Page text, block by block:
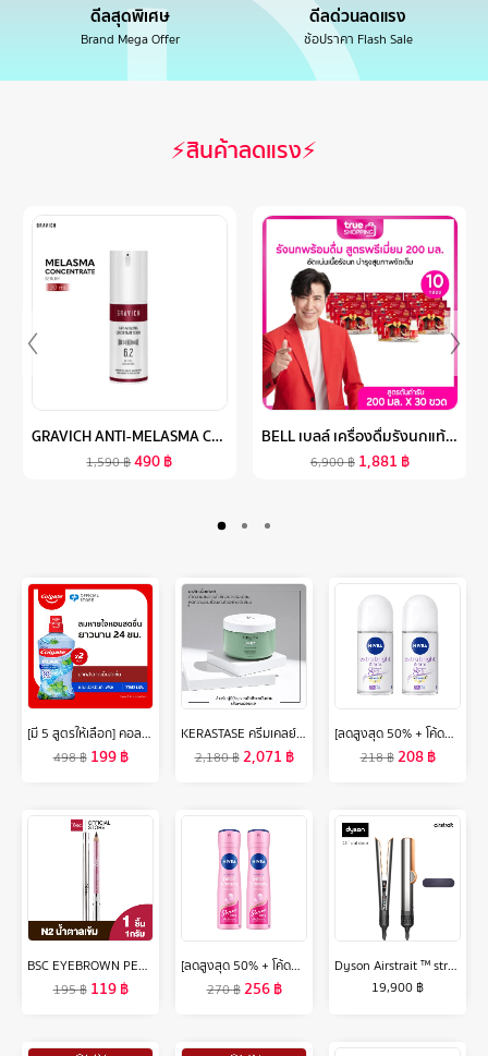
ดีลสุดพิเศษ
Brand Mega Offer
ดีลด่วนลดแรง
ช้อปราคา Flash Sale
⚡สินค้าลดแรง⚡
GRAVICH ANTI-MELASMA CONCENTRATE SERUM 30 ML
1,590฿490฿
BELL เบลล์ เครื่องดื่มรังนกแท้จากธรรมชาติ สูตรต้นตำรับ 200มล. เซต 10 กล่อง (3ขวด/กล่อง) 30 ขวด
6,900฿ 1,881 ฿
[มี 5 สูตรให้เลือก] คอลเกต น้ำยาบ้วนปาก พลักซ์ 750 มล.รวม 2 ขวด [Available in 5 variants] Colgate Plax Mouthwash 750 ml Total 2 bottles
498฿ 199฿
KERASTASE ครีมเคลย์สำหรับหนังศีรษะมัน ดีท็อกซ์ และทำความสะอาดหนังศีรษะและเส้นผม SPECIFIQUE ARGILE EQUILIBRANTE FOR OILY SCALP 250ML
2,180฿2,071 ฿
[ลดสูงสุด 50% + โค้ดลดเพิ่ม 20%]นีเวีย เอ็กซ์ตร้า ไบรท์ แอนด์ เฟิร์ม 8 ซูเปอร์ ฟู้ด โรลออน ระงับกลิ่นกาย 50 มล. 2 ชิ้น NIVEA
218฿208฿
BSC EYEBROWN PENCIL ดินสอเขียนคิ้ว สี N2 น้ำตาลเข้ม ดินสอ เขียน คิ้ว เครื่องสำอาง
195฿ 119฿
[ลดสูงสุด 50% + โค้ดลดเพิ่ม 20%]นีเวีย เพิร์ล แอนด์ บิวตี้ เชฟ เลส สเปรย์ ระงับกลิ่นกาย 150 มล. 2 ชิ้น NIVEA
270฿256฿
Dyson Airstrait ™ straightener (Bright Nickel/Rich Copper) เครื่องหนีบผม
19,900 ฿